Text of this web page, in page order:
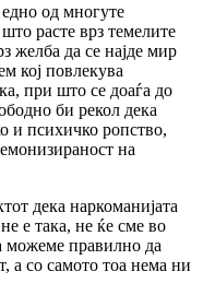
од многуте
расте врз темелите
желба да се најде мир
кој повлекува
при што се доаѓа до
би рекол дека
и психичко ропство,
на
дека наркоманијата
е така, не ќе сме во
правилно да
а со самото тоа нема ни